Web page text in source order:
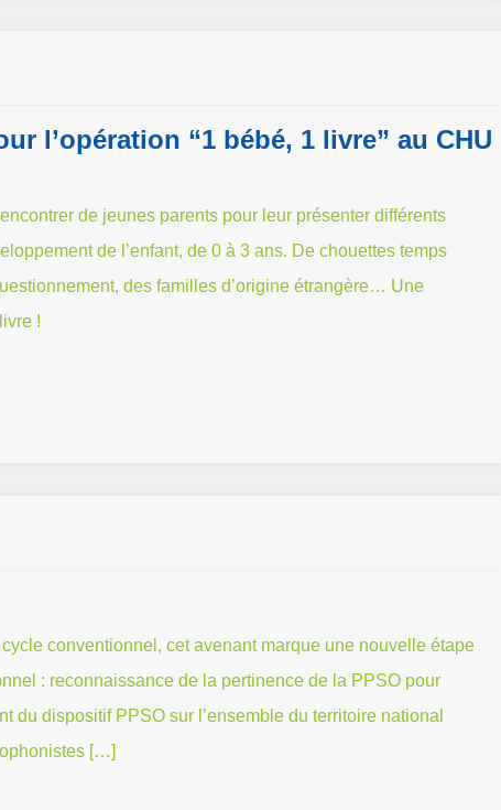
l’opération “1 bébé, 1 livre” au CHU
de jeunes parents pour leur présenter différents
de l’enfant, de 0 à 3 ans. De chouettes temps
des familles d’origine étrangère… Une
!
conventionnel, cet avenant marque une nouvelle étape
: reconnaissance de la pertinence de la PPSO pour
du dispositif PPSO sur l’ensemble du territoire national
[…]